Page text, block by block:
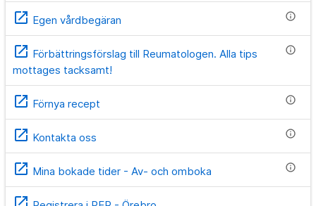
open_in_new Egen vårdbegäran info
open_in_new Förbättringsförslag till Reumatologen. Alla tips
mottages tacksamt!
info
open_in_new Förnya recept info
open_in_new Kontakta oss info
open_in_new Mina bokade tider - Av- och omboka info
open_in_new